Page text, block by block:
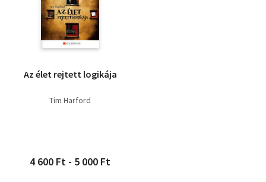
Az élet rejtett logikája
Tim Harford
4 600 Ft - 5 000 Ft